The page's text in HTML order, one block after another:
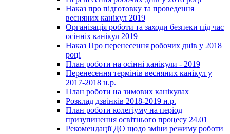
Наказ про підготовку та проведення
весняних канікул 2019
Організація роботи та заходи безпеки під час
осінніх канікул 2019
Наказ Про перенесення робочих днів у 2018
році
План роботи на осінні канікули - 2019
Перенесення термінів весняних канікул у
2017-2018 н.р.
План роботи на зимових канікулах
Розклад дзвінків 2018-2019 н.р.
План роботи колегіуму на період
призупинення освітнього процесу 24.01
Рекомендації ДО щодо зміни режиму роботи